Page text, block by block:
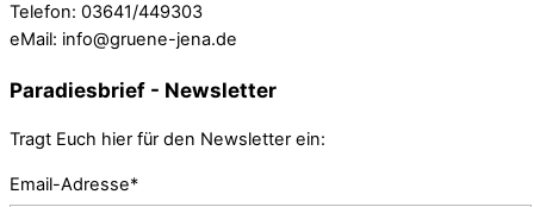
Telefon: 03641/449303
eMail: info@gruene-jena.de
Paradiesbrief - Newsletter
Tragt Euch hier für den Newsletter ein:
Email-Adresse*